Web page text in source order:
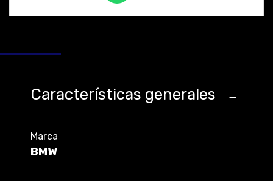
Características generales
Marca
BMW